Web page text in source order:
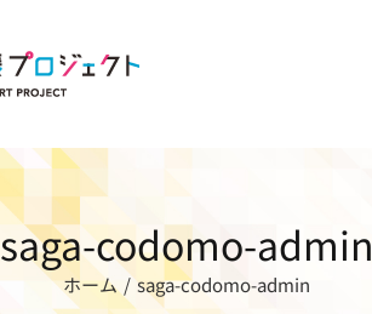
saga-codomo-admin
ホーム saga-codomo-admin